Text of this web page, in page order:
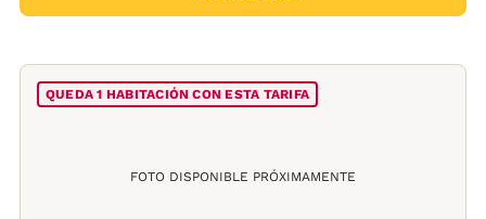
FOTO DISPONIBLE PRÓXIMAMENTE
QUEDA 1 HABITACIÓN CON ESTA TARIFA